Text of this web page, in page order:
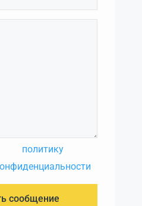
политику
сообщение